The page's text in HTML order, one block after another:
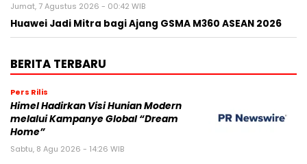
Jumat, 7 Agustus 2026 - 00:42 WIB
Huawei Jadi Mitra bagi Ajang GSMA M360 ASEAN 2026
BERITA TERBARU
Pers Rilis
Himel Hadirkan Visi Hunian Modern
melalui Kampanye Global “Dream
Home”
Sabtu, 8 Agu 2026 - 14:26 WIB